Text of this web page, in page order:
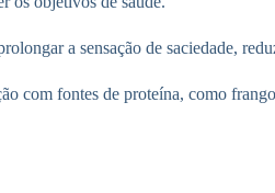
a sensação de saciedade,
com fontes de proteína, como